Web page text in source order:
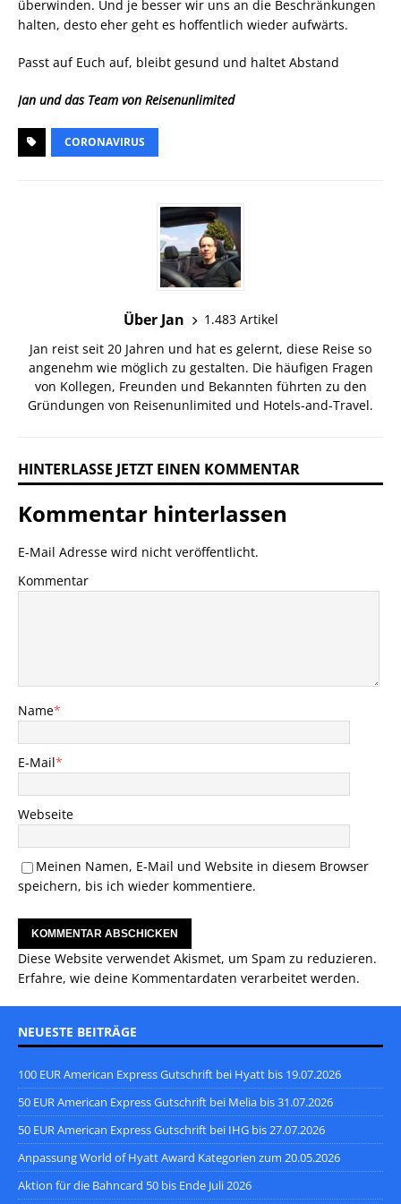
überwinden. Und je besser wir uns an die Beschränkungen
halten, desto eher geht es hoffentlich wieder aufwärts.
Passt auf Euch auf, bleibt gesund und haltet Abstand
Jan und das Team von Reisenunlimited
CORONAVIRUS
Über Jan
1.483 Artikel
Jan reist seit 20 Jahren und hat es gelernt, diese Reise so
angenehm wie möglich zu gestalten. Die häufigen Fragen
von Kollegen, Freunden und Bekannten führten zu den
Gründungen von Reisenunlimited und Hotels-and-Travel.
HINTERLASSE JETZT EINEN KOMMENTAR
Kommentar hinterlassen
E-Mail Adresse wird nicht veröffentlicht.
Kommentar
Name*
E-Mail*
Webseite
Meinen Namen, E-Mail und Website in diesem Browser
speichern, bis ich wieder kommentiere.
Diese Website verwendet Akismet, um Spam zu reduzieren.
Erfahre, wie deine Kommentardaten verarbeitet werden.
NEUESTE BEITRÄGE
100 EUR American Express Gutschrift bei Hyatt bis 19.07.2026
50 EUR American Express Gutschrift bei Melia bis 31.07.2026
50 EUR American Express Gutschrift bei IHG bis 27.07.2026
Anpassung World of Hyatt Award Kategorien zum 20.05.2026
Aktion für die Bahncard 50 bis Ende Juli 2026